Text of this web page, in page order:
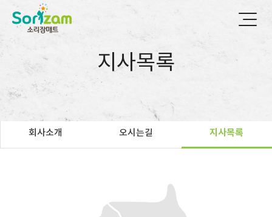
지사목록
회사소개 오시는길 지사목록